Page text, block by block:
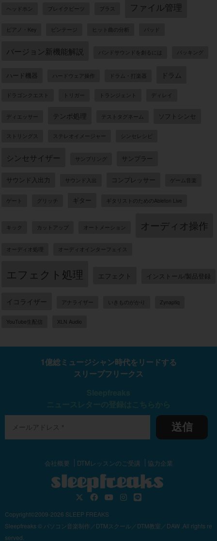
ヘッドホン ブレイクビーツ ブラス ファイル管理
ピアノ・Key ビンテージ ヒット曲の分析 パッド
バージョン新機能解説 バンドサウンドを創るには バッキング
ハード機器 ハードウェア操作 ドラム・打楽器 ドラム
ドラゴンクエスト トリガー トランジェント ディレイ
ディエッサー テンポ処理 テストタグネーム ソフトシンセ
ストリングス ステレオイメージャー シンセレシピ
シンセサイザー サンプリング サンプラー
サウンド入出力 サウンド入出 コンプレッサー ゲーム音楽
ゲート グリッチ ギター ギタリストのためのAbleton Live
キック カットアップ オートメーション オーディオ操作
オーディオ処理 オーディオインターフェイス
エフェクト処理 エフェクト インストール/製品登録
イコライザー アナライザー いきものがかり Zynaptiq
YouTube生配信 XLN Audio
1億総ミュージシャン時代をリードする
スリープフリークス
送信
会社概要 DTMレッスンのご受講 協力企業
Copyright©2009-2026 SLEEP FREAKS
Sleepfreaks © パソコン音楽制作／DTMスクール／DTM教室／DAW .All rights re
served.